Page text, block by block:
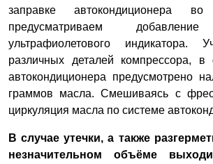
заправке автокондиционера
предусматриваем
ультрафиолетового индикатора.
различных деталей компрессора, в
автокондиционера предусмотрено
граммов масла. Смешиваясь с
циркуляция масла по системе
В случае утечки, а также
незначительном объёме